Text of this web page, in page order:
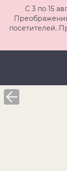
С 3 по 15
посетителей.